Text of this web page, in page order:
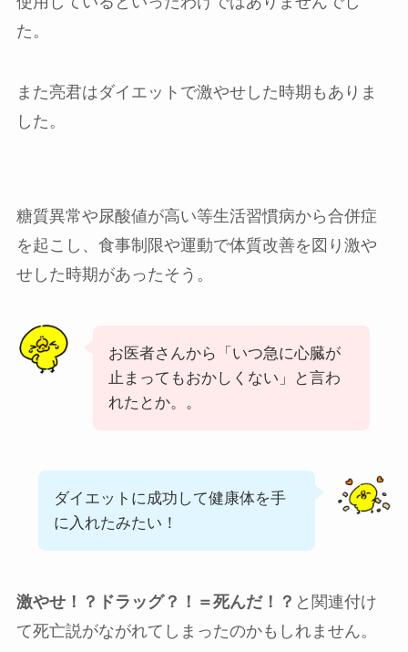
た。
また亮君はダイエットで激やせした時期もありま
した。
糖質異常や尿酸値が高い等生活習慣病から合併症
を起こし、食事制限や運動で体質改善を図り激や
せした時期があったそう。
お医者さんから「いつ急に心臓が
止まってもおかしくない」と言わ
れたとか。。
ダイエットに成功して健康体を手
に入れたみたい！
激やせ！？ドラッグ？！＝死んだ！？ と関連付け
て死亡説がながれてしまったのかもしれません。